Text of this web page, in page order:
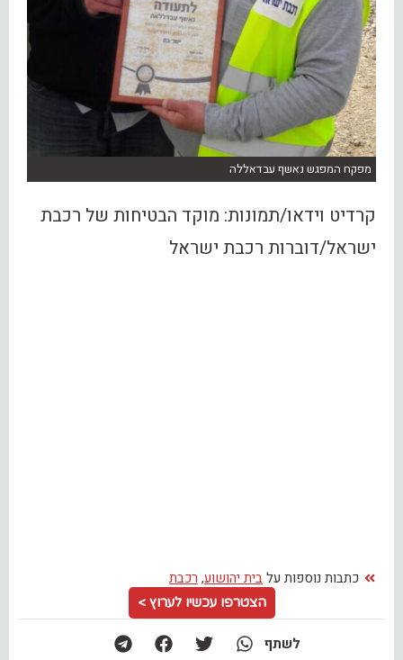
מפקח המפגש נאשף עבדאללה
קרדיט וידאו/תמונות: מוקד הבטיחות של רכבת
ישראל/דוברות רכבת ישראל
כתבות נוספות עלבית יהושוע, רכבת
הצטרפו עכשיו לערוץ >
לשתף